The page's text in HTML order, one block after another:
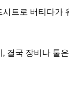
트로 버티다
결국 장비나 툴